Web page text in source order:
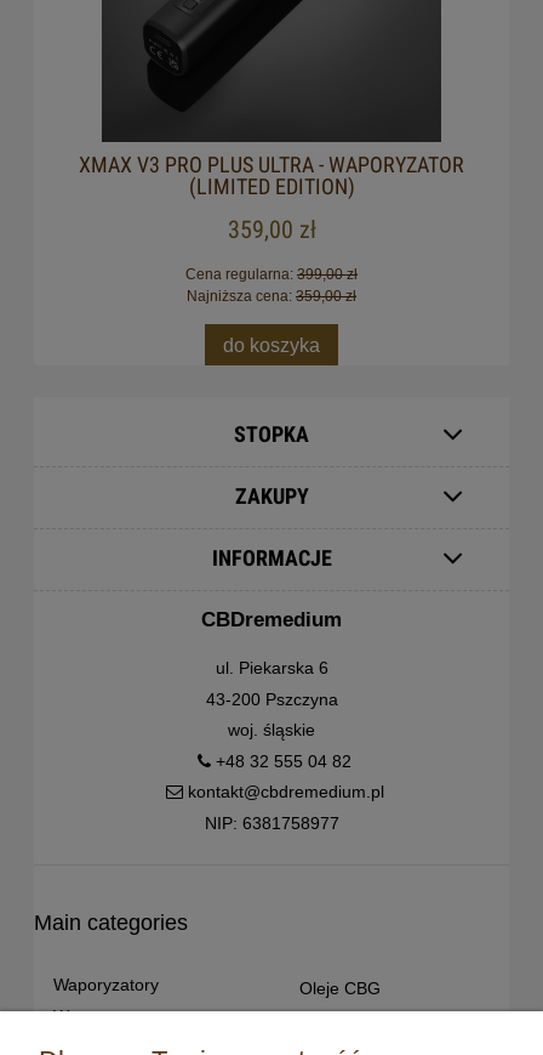
XMAX V3 PRO PLUS ULTRA - WAPORYZATOR
(LIMITED EDITION)
359,00 zł
Cena regularna: 399,00 zł
Najniższa cena: 359,00 zł
do koszyka
STOPKA
ZAKUPY
INFORMACJE
CBDremedium
ul. Piekarska 6
43-200 Pszczyna
woj. śląskie
+48 32 555 04 82
kontakt@cbdremedium.pl
NIP: 6381758977
Main categories
Waporyzatory
Waporyzatory
Oleje CBG
Susz konopny